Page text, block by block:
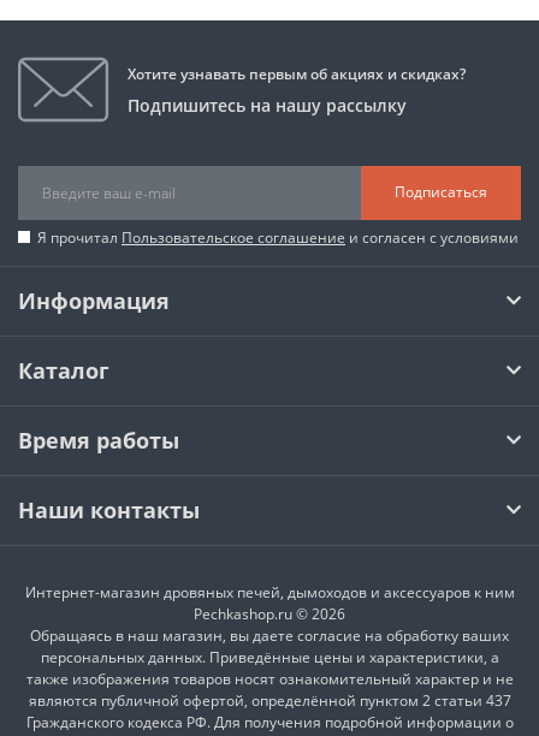
Хотите узнавать первым об акциях и скидках?
Подпишитесь на нашу рассылку
Подписаться
Я прочитал Пользовательское соглашение и согласен с условиями
Информация
Каталог
Время работы
Наши контакты
Интернет-магазин дровяных печей, дымоходов и аксессуаров к ним
Pechkashop.ru © 2026
Обращаясь в наш магазин, вы даете согласие на обработку ваших
персональных данных. Приведённые цены и характеристики, а
также изображения товаров носят ознакомительный характер и не
являются публичной офертой, определённой пунктом 2 статьи 437
Гражданского кодекса РФ. Для получения подробной информации о